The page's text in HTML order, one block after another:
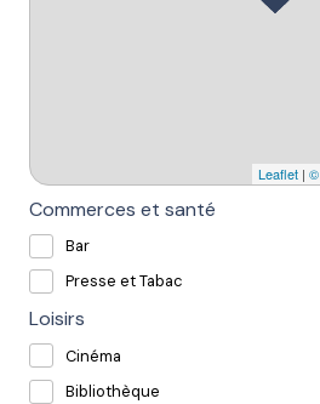
Leaflet | ©
Commerces et santé
Bar
Presse et Tabac
Loisirs
Cinéma
Bibliothèque